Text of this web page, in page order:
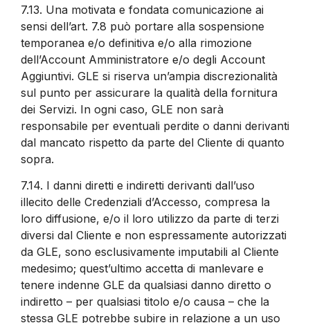
7.13. Una motivata e fondata comunicazione ai
sensi dell’art. 7.8 può portare alla sospensione
temporanea e/o definitiva e/o alla rimozione
dell’Account Amministratore e/o degli Account
Aggiuntivi. GLE si riserva un’ampia discrezionalità
sul punto per assicurare la qualità della fornitura
dei Servizi. In ogni caso, GLE non sarà
responsabile per eventuali perdite o danni derivanti
dal mancato rispetto da parte del Cliente di quanto
sopra.
7.14. I danni diretti e indiretti derivanti dall’uso
illecito delle Credenziali d’Accesso, compresa la
loro diffusione, e/o il loro utilizzo da parte di terzi
diversi dal Cliente e non espressamente autorizzati
da GLE, sono esclusivamente imputabili al Cliente
medesimo; quest’ultimo accetta di manlevare e
tenere indenne GLE da qualsiasi danno diretto o
indiretto – per qualsiasi titolo e/o causa – che la
stessa GLE potrebbe subire in relazione a un uso